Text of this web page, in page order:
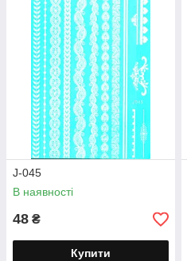
J-045
В наявності
48 ₴
Купити